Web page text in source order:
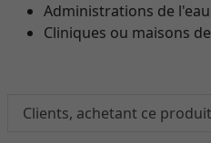
Administrations de
Cliniques ou maisons
Clients, achetant ce